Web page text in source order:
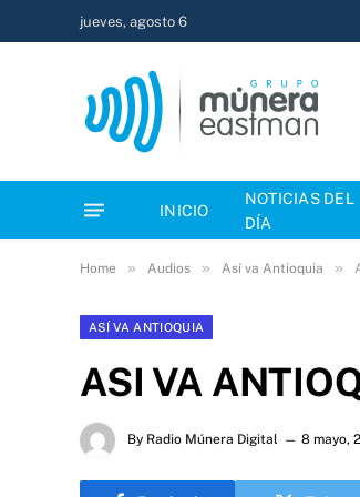
jueves, agosto 6
INICIO
NOTICIAS DEL
DÍA
Home » Audios » Así va Antioquia »
ASÍ VA ANTIOQUIA
ASI VA
By Radio Múnera Digital 8 mayo,